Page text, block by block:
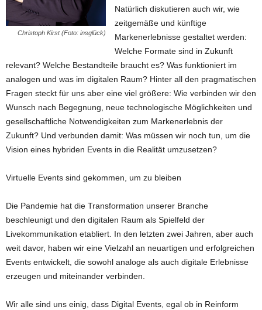
Christoph Kirst (Foto: insglück)
Natürlich diskutieren auch wir, wie
zeitgemäße und künftige
Markenerlebnisse gestaltet werden:
Welche Formate sind in Zukunft
relevant? Welche Bestandteile braucht es? Was funktioniert im
analogen und was im digitalen Raum? Hinter all den pragmatischen
Fragen steckt für uns aber eine viel größere: Wie verbinden wir den
Wunsch nach Begegnung, neue technologische Möglichkeiten und
gesellschaftliche Notwendigkeiten zum Markenerlebnis der
Zukunft? Und verbunden damit: Was müssen wir noch tun, um die
Vision eines hybriden Events in die Realität umzusetzen?
Virtuelle Events sind gekommen, um zu bleiben
Die Pandemie hat die Transformation unserer Branche
beschleunigt und den digitalen Raum als Spielfeld der
Livekommunikation etabliert. In den letzten zwei Jahren, aber auch
weit davor, haben wir eine Vielzahl an neuartigen und erfolgreichen
Events entwickelt, die sowohl analoge als auch digitale Erlebnisse
erzeugen und miteinander verbinden.
Wir alle sind uns einig, dass Digital Events, egal ob in Reinform